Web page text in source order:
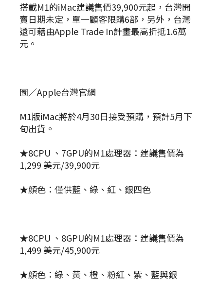
搭載M1的iMac建議售價39,900元起，台灣開
賣日期未定，單一顧客限購6部，另外，台灣
還可藉由Apple Trade In計畫最高折抵1.6萬
元。
圖／Apple台灣官網
M1版iMac將於4月30日接受預購，預計5月下
旬出貨。
★8CPU 、7GPU的M1處理器：建議售價為
1,299 美元/39,900元
★顏色：僅供藍、綠、紅、銀四色
★8CPU 、8GPU的M1處理器：建議售價為
1,499 美元/45,900元
★顏色：綠、黃、橙、粉紅、紫、藍與銀